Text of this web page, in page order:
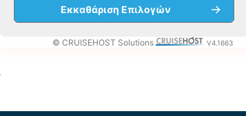
© CRUISEHOST Solutions V4.1663